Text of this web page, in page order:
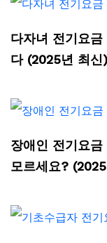
다자녀 전기요
다 (2025년 최신)
장애인 전기요
모르세요?